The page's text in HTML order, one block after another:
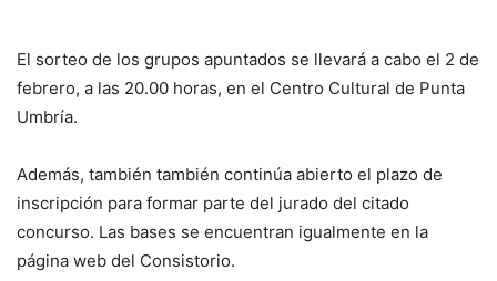
El sorteo de los grupos apuntados se llevará a cabo el 2 de
febrero, a las 20.00 horas, en el Centro Cultural de Punta
Umbría.
Además, también también continúa abierto el plazo de
inscripción para formar parte del jurado del citado
concurso. Las bases se encuentran igualmente en la
página web del Consistorio.